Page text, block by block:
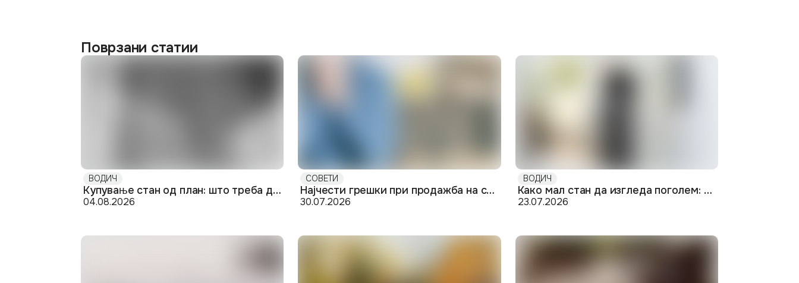
Поврзани статии
ВОДИЧ
Купување стан од план: што треба да знаете пред да потпишете
04.08.2026
СОВЕТИ
Најчести грешки при продажба на стан и како да ги избегнете
30.07.2026
ВОДИЧ
Како мал стан да изгледа поголем: визуелни и практични трикови
23.07.2026